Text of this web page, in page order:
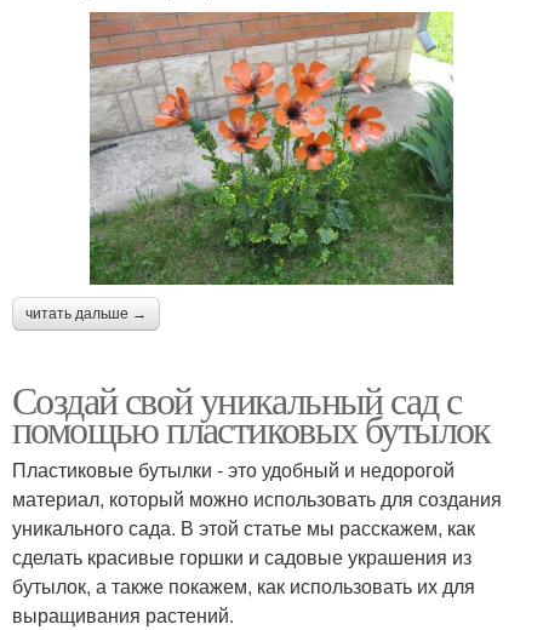
читать дальше →
Создай свой уникальный сад с
помощью пластиковых бутылок
Пластиковые бутылки - это удобный и недорогой
материал, который можно использовать для создания
уникального сада. В этой статье мы расскажем, как
сделать красивые горшки и садовые украшения из
бутылок, а также покажем, как использовать их для
выращивания растений.